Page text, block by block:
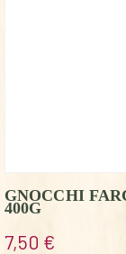
GNOCCHI
400G
7,50 €